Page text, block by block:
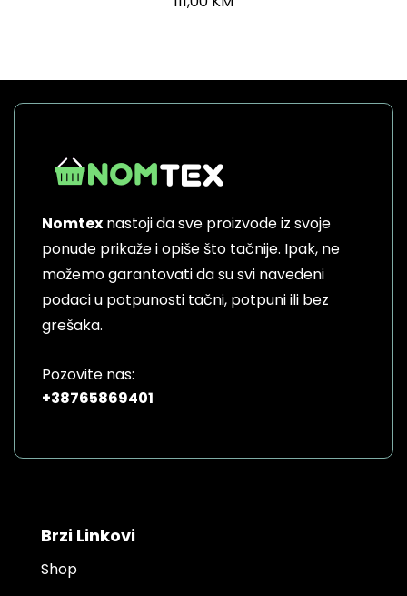
Nomtex nastoji da sve proizvode iz svoje
ponude prikaže i opiše što tačnije. Ipak, ne
možemo garantovati da su svi navedeni
podaci u potpunosti tačni, potpuni ili bez
grešaka.
Pozovite nas:
+38765869401
Brzi Linkovi
Shop